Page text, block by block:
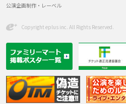
公演企画制作・レーベル
Copyright eplus inc. All Rights Reserved.